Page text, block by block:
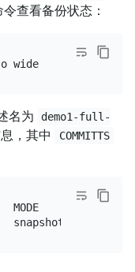
查看备份状态：
kubectl get backup -n test1 -o wide
名为
demo1-full-
，其中 COMMITTS